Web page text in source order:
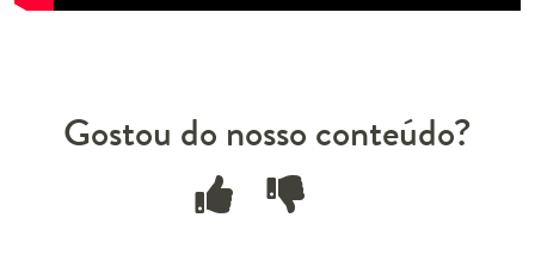
Gostou do nosso conteúdo?